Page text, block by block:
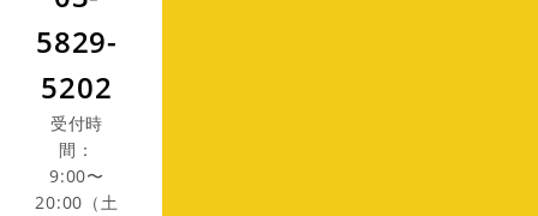
5829-
5202
受付時
間：
9:00〜
20:00（土